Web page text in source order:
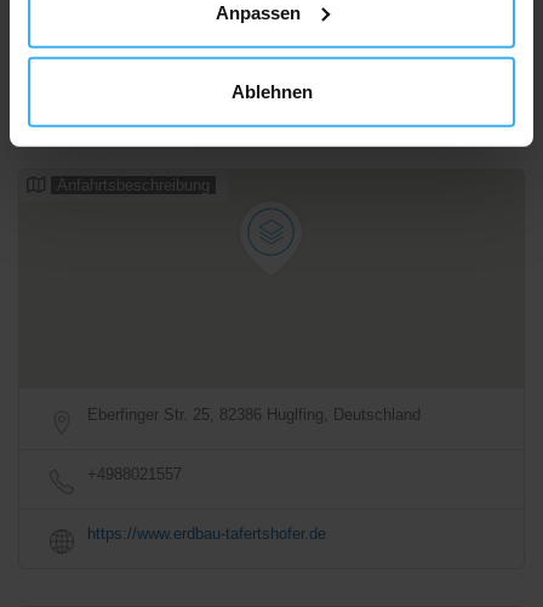
Anpassen
Ablehnen
Anfahrtsbeschreibung
Eberfinger Str. 25, 82386 Huglfing, Deutschland
+4988021557
https://www.erdbau-tafertshofer.de